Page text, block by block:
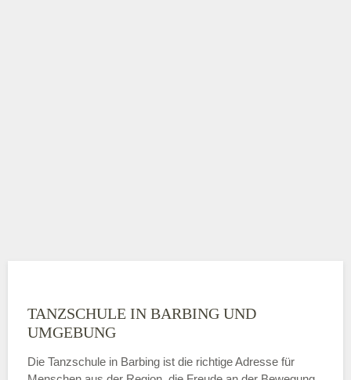
TANZSCHULE IN BARBING UND
UMGEBUNG
Die Tanzschule in Barbing ist die richtige Adresse für